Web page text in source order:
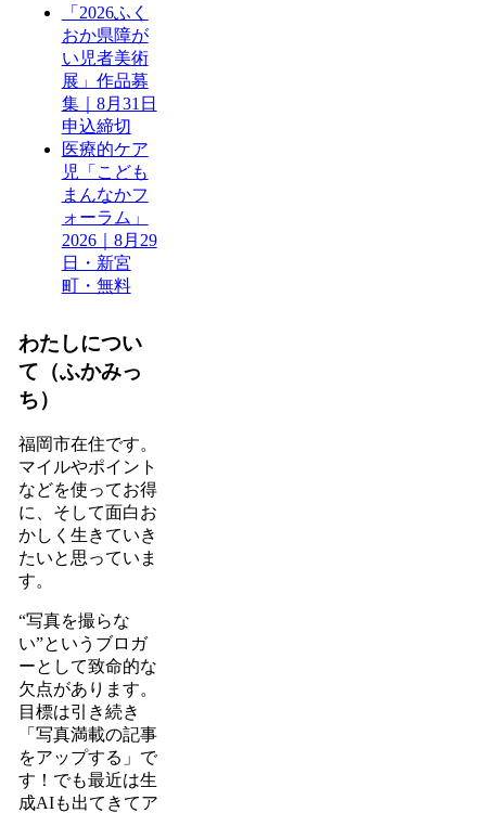
「2026ふく
おか県障が
い児者美術
展」作品募
集｜8月31日
申込締切
医療的ケア
児「こども
まんなかフ
ォーラム」
2026｜8月29
日・新宮
町・無料
わたしについ
て（ふかみっ
ち）
福岡市在住です。
マイルやポイント
などを使ってお得
に、そして面白お
かしく生きていき
たいと思っていま
す。
“写真を撮らな
い”というブロガ
ーとして致命的な
欠点があります。
目標は引き続き
「写真満載の記事
をアップする」で
す！でも最近は生
成AIも出てきてア